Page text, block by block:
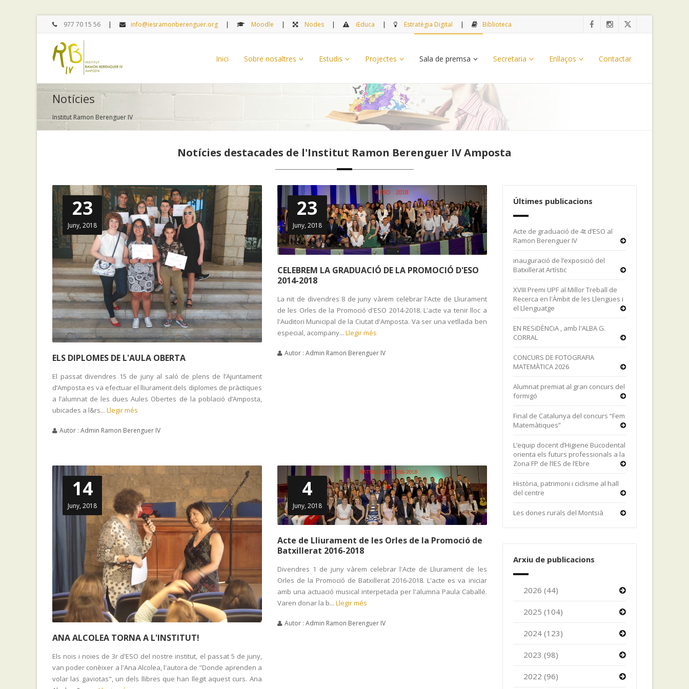
977 70 15 56 info@iesramonberenguer.org Moodle Nodes iEduca Estratègia Digital Biblioteca
Inici Sobre nosaltres Estudis Projectes Sala de premsa Secretaria Enllaços Contactar
Notícies
Institut Ramon Berenguer IV
Notícies destacades de l'Institut Ramon Berenguer IV Amposta
23
Juny, 2018
ELS DIPLOMES DE L'AULA OBERTA
El passat divendres 15 de juny al saló de plens de l’Ajuntament
d’Amposta es va efectuar el lliurament dels diplomes de pràctiques
a l’alumnat de les dues Aules Obertes de la població d’Amposta,
ubicades a l&rs... Llegir més
Autor : Admin Ramon Berenguer IV
23
Juny, 2018
CELEBREM LA GRADUACIÓ DE LA PROMOCIÓ D'ESO
2014-2018
La nit de divendres 8 de juny vàrem celebrar l'Acte de Lliurament
de les Orles de la Promoció d'ESO 2014-2018. L'acte va tenir lloc a
l'Auditori Municipal de la Ciutat d'Amposta. Va ser una vetllada ben
especial, acompany... Llegir més
Autor : Admin Ramon Berenguer IV
14
Juny, 2018
ANA ALCOLEA TORNA A L'INSTITUT!
Els nois i noies de 3r d'ESO del nostre institut, el passat 5 de juny,
van poder conèixer a l'Ana Alcolea, l'autora de "Donde aprenden a
volar las gaviotas", un dels llibres que han llegit aquest curs. Ana
4
Juny, 2018
Acte de Lliurament de les Orles de la Promoció de
Batxillerat 2016-2018
Divendres 1 de juny vàrem celebrar l'Acte de Lliurament de les
Orles de la Promoció de Batxillerat 2016-2018. L'acte es va iniciar
amb una actuació musical interpetada per l'alumna Paula Caballé.
Varen donar la b... Llegir més
Autor : Admin Ramon Berenguer IV
Últimes publicacions
Acte de graduació de 4t d’ESO al
Ramon Berenguer IV
inauguració de l’exposició del
Batxillerat Artístic
XVIII Premi UPF al Millor Treball de
Recerca en l'Àmbit de les Llengües i
el Llenguatge
EN RESiDÈNCiA , amb l'ALBA G.
CORRAL
CONCURS DE FOTOGRAFIA
MATEMÀTICA 2026
Alumnat premiat al gran concurs del
formigó
Final de Catalunya del concurs “Fem
Matemàtiques”
L’equip docent d’Higiene Bucodental
orienta els futurs professionals a la
Zona FP de l’IES de l’Ebre
Història, patrimoni i ciclisme al hall
del centre
Les dones rurals del Montsià
Arxiu de publicacions
2026 (44)
2025 (104)
2024 (123)
2023 (98)
2022 (96)